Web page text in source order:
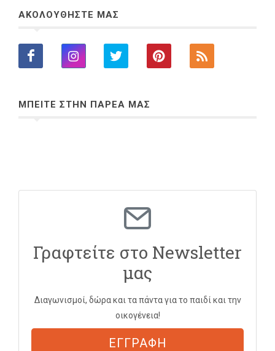
ΑΚΟΛΟΥΘΗΣΤΕ ΜΑΣ
ΜΠΕΙΤΕ ΣΤΗΝ ΠΑΡΕΑ ΜΑΣ
Γραφτείτε στο Newsletter
μας
Διαγωνισμοί, δώρα και τα πάντα για το παιδί και την
οικογένεια!
ΕΓΓΡΑΦΗ